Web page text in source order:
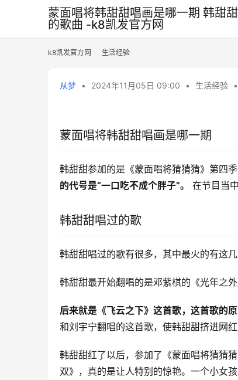
蒙面唱将韩甜甜唱画是哪一期 韩甜
的歌曲 -k8凯发官方网
k8凯发官方网 生活经验
从梦 • 2024年11月05日 09:00 • 生活经验 •
蒙面唱将韩甜甜唱画是哪一期
韩甜甜参加的是《蒙面唱将猜猜猜》第四
的代号是“一口吃不成个胖子”。
在节目当
韩甜甜唱过的歌
韩甜甜唱过的歌有很多，其中最火的有这几
韩甜甜最开始翻唱的是邓紫棋的《光年之
后来就是《飞云之下》这首歌，这首歌的
和刘宇宁翻唱的这首歌，使韩甜甜挤进网红
韩甜甜红了以后，参加了《蒙面唱将猜猜
双》，真的是让人特别的惊艳。一个小女